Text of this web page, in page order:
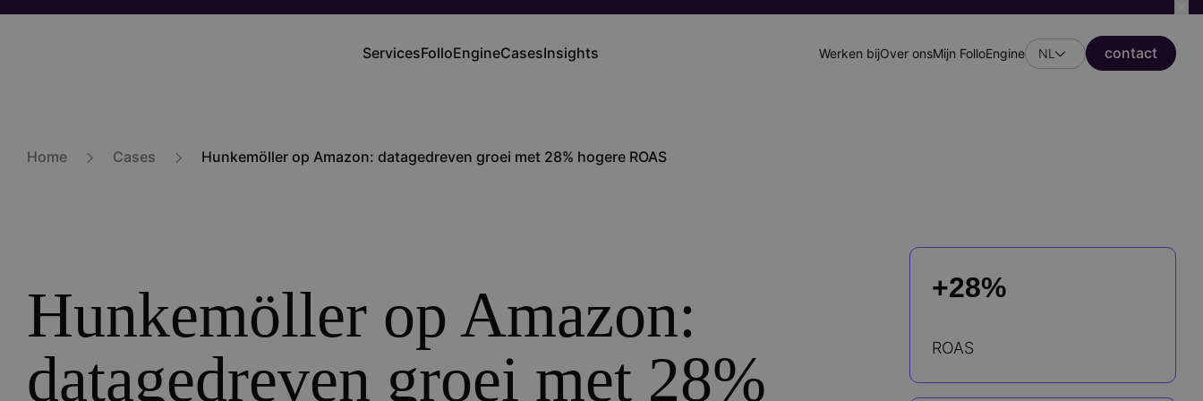
Overslaan
Main
ServicesFolloEngineCasesInsights
Header
Werken bijOver onsMijn FolloEngine NL сontact
Home Cases Hunkemöller op Amazon: datagedreven groei met 28% hogere ROAS
Hunkemöller op Amazon:
datagedreven groei met 28%
+28%
ROAS